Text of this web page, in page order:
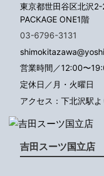
東京都世田谷区北沢
PACKAGE ONE1階
03-6796-3131
営業時間／12:00〜
定休日／月・火曜日
アクセス：下北沢駅
吉田スーツ国立店